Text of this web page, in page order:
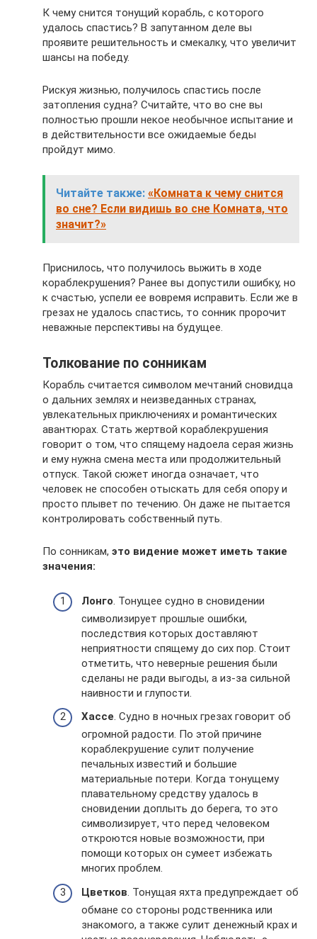
К чему снится тонущий корабль, с которого
удалось спастись? В запутанном деле вы
проявите решительность и смекалку, что увеличит
шансы на победу.
Рискуя жизнью, получилось спастись после
затопления судна? Считайте, что во сне вы
полностью прошли некое необычное испытание и
в действительности все ожидаемые беды
пройдут мимо.
Читайте также: «Комната к чему снится
во сне? Если видишь во сне Комната, что
значит?»
Приснилось, что получилось выжить в ходе
кораблекрушения? Ранее вы допустили ошибку, но
к счастью, успели ее вовремя исправить. Если же в
грезах не удалось спастись, то сонник пророчит
неважные перспективы на будущее.
Толкование по сонникам
Корабль считается символом мечтаний сновидца
о дальних землях и неизведанных странах,
увлекательных приключениях и романтических
авантюрах. Стать жертвой кораблекрушения
говорит о том, что спящему надоела серая жизнь
и ему нужна смена места или продолжительный
отпуск. Такой сюжет иногда означает, что
человек не способен отыскать для себя опору и
просто плывет по течению. Он даже не пытается
контролировать собственный путь.
По сонникам, это видение может иметь такие
значения:
Лонго . Тонущее судно в сновидении
символизирует прошлые ошибки,
последствия которых доставляют
неприятности спящему до сих пор. Стоит
отметить, что неверные решения были
сделаны не ради выгоды, а из-за сильной
наивности и глупости.
Хассе. Судно в ночных грезах говорит об
огромной радости. По этой причине
кораблекрушение сулит получение
печальных известий и большие
материальные потери. Когда тонущему
плавательному средству удалось в
сновидении доплыть до берега, то это
символизирует, что перед человеком
откроются новые возможности, при
помощи которых он сумеет избежать
многих проблем.
Цветков . Тонущая яхта предупреждает об
обмане со стороны родственника или
знакомого, а также сулит денежный крах и